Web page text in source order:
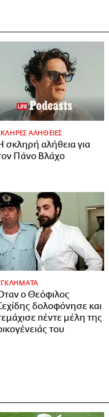
ΑΛΗΘΕΙΕΣ
σκληρή αλήθεια για
Πάνο Βλάχο
ο Θεόφιλος
δολοφόνησε και
πέντε μέλη της
του